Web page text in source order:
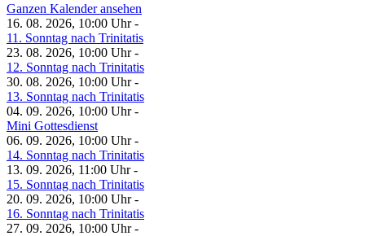
Ganzen Kalender ansehen
16. 08. 2026, 10:00 Uhr -
11. Sonntag nach Trinitatis
23. 08. 2026, 10:00 Uhr -
12. Sonntag nach Trinitatis
30. 08. 2026, 10:00 Uhr -
13. Sonntag nach Trinitatis
04. 09. 2026, 10:00 Uhr -
Mini Gottesdienst
06. 09. 2026, 10:00 Uhr -
14. Sonntag nach Trinitatis
13. 09. 2026, 11:00 Uhr -
15. Sonntag nach Trinitatis
20. 09. 2026, 10:00 Uhr -
16. Sonntag nach Trinitatis
27. 09. 2026, 10:00 Uhr -